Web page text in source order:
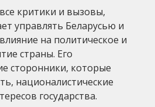
критики и вызовы,
управлять Беларусью и
на политическое и
страны. Его
сторонники, которые
националистические
государства.